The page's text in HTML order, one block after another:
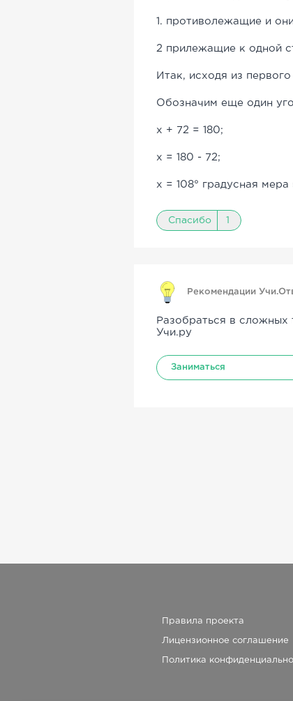
1. противолежащие и
2 прилежащие к одной
Итак, исходя из
Обозначим еще один
x + 72 = 180;
x = 180 - 72;
x = 108° градусная
Спасибо 1
Рекомендации
Разобраться в
Учи.ру
Заниматься
Правила проекта
Лицензионное соглашение
Политика